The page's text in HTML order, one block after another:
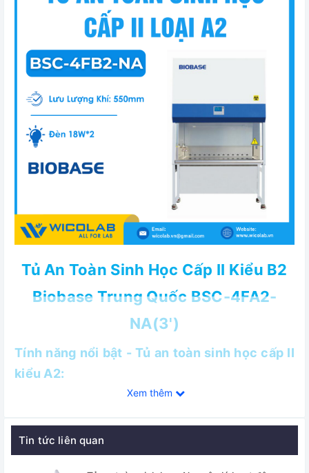
Tủ An Toàn Sinh Học Cấp II Kiểu B2
Biobase Trung Quốc BSC-4FA2-
NA(3')
Tính năng nổi bật - Tủ an toàn sinh học cấp II
kiểu A2:
môi trường.
Xem thêm
Tin tức liên quan